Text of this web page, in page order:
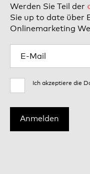
Werden Sie Teil der
Sie up to date über
Onlinemarketing
Ich akzeptiere die